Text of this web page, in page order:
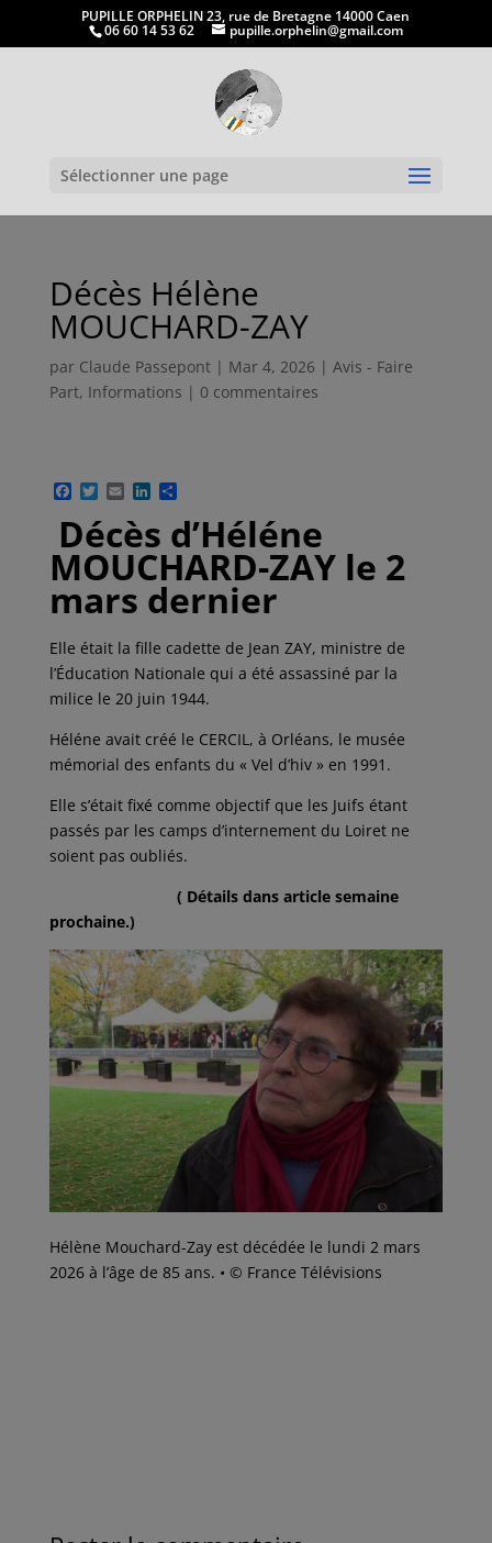
PUPILLE ORPHELIN 23, rue de Bretagne 14000 Caen
06 60 14 53 62 pupille.orphelin@gmail.com
Sélectionner une page
Décès Hélène
MOUCHARD-ZAY
par Claude Passepont| Mar 4, 2026 | Avis - Faire
Part, Informations | 0 commentaires
F
c
e
b
o
o
k
T
i
t
t
e
r
E
a
i
l
L
n
k
e
d
I
n
P
r
t
a
g
e
r
Décès d’Héléne
MOUCHARD-ZAY le 2
mars dernier
Elle était la fille cadette de Jean ZAY, ministre de
l’Éducation Nationale qui a été assassiné par la
milice le 20 juin 1944.
Héléne avait créé le CERCIL, à Orléans, le musée
mémorial des enfants du « Vel d’hiv » en 1991.
Elle s’était fixé comme objectif que les Juifs étant
passés par les camps d’internement du Loiret ne
soient pas oubliés.
( Détails dans article semaine
prochaine.)
Hélène Mouchard-Zay est décédée le lundi 2 mars
2026 à l’âge de 85 ans. • © France Télévisions